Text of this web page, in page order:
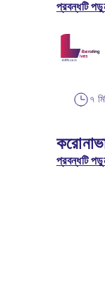
প্রবন্ধটি
৭
প্রবন্ধটি